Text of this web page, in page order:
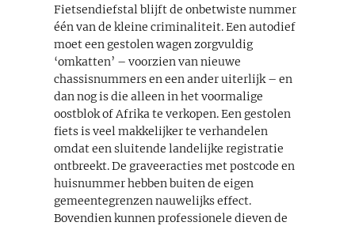
Fietsendiefstal blijft de onbetwiste nummer
één van de kleine criminaliteit. Een autodief
moet een gestolen wagen zorgvuldig
‘omkatten’ – voorzien van nieuwe
chassisnummers en een ander uiterlijk – en
dan nog is die alleen in het voormalige
oostblok of Afrika te verkopen. Een gestolen
fiets is veel makkelijker te verhandelen
omdat een sluitende landelijke registratie
ontbreekt. De graveeracties met postcode en
huisnummer hebben buiten de eigen
gemeentegrenzen nauwelijks effect.
Bovendien kunnen professionele dieven de